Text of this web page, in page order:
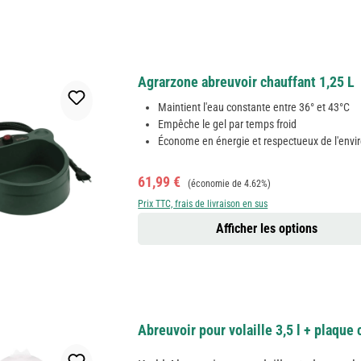
Agrarzone abreuvoir chauffant 1,25 L
Maintient l'eau constante entre 36° et 43°C
Empêche le gel par temps froid
Économe en énergie et respectueux de
Prix de vente :
61,99 € Prix régulier :
(économie de 4.62%)
Prix TTC, frais de livraison en sus
Afficher les options
Abreuvoir pour volaille 3,5 l + plaque